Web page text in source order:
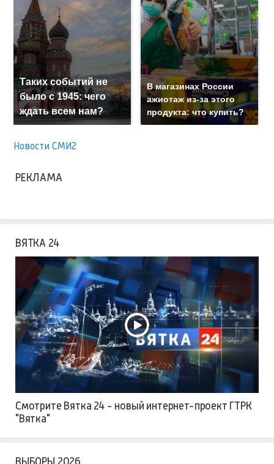
Таких событий не
было с 1945: чего
ждать всем нам?
В магазинах России
ажиотаж из-за этого
продукта: что купить?
Новости СМИ2
РЕКЛАМА
ВЯТКА 24
Смотрите Вятка 24 - новый интернет-проект ГТРК
"Вятка"
ВЫБОРЫ 2026